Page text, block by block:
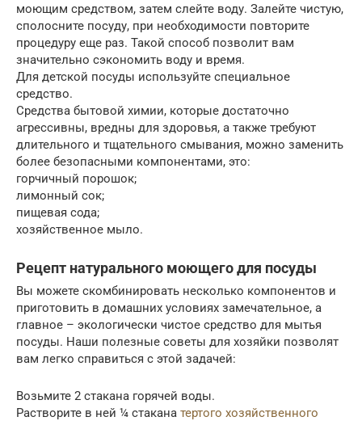
моющим средством, затем слейте воду. Залейте чистую,
сполосните посуду, при необходимости повторите
процедуру еще раз. Такой способ позволит вам
значительно сэкономить воду и время.
Для детской посуды используйте специальное
средство.
Средства бытовой химии, которые достаточно
агрессивны, вредны для здоровья, а также требуют
длительного и тщательного смывания, можно заменить
более безопасными компонентами, это:
горчичный порошок;
лимонный сок;
пищевая сода;
хозяйственное мыло.
Рецепт натурального моющего для посуды
Вы можете скомбинировать несколько компонентов и
приготовить в домашних условиях замечательное, а
главное – экологически чистое средство для мытья
посуды. Наши полезные советы для хозяйки позволят
вам легко справиться с этой задачей:
Возьмите 2 стакана горячей воды.
Растворите в ней ¼ стакана тертого хозяйственного